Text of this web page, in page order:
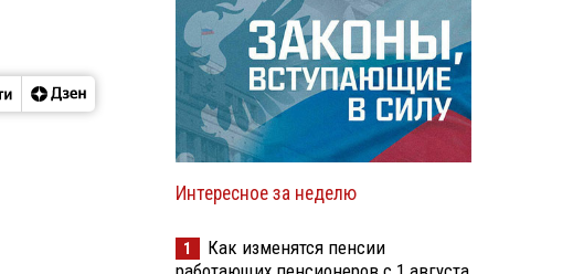
Интересное за неделю
1
Как изменятся пенсии